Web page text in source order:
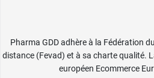
Pharma GDD adhère à la Fédération
distance (Fevad) et à sa charte qualité.
européen Ecommerce